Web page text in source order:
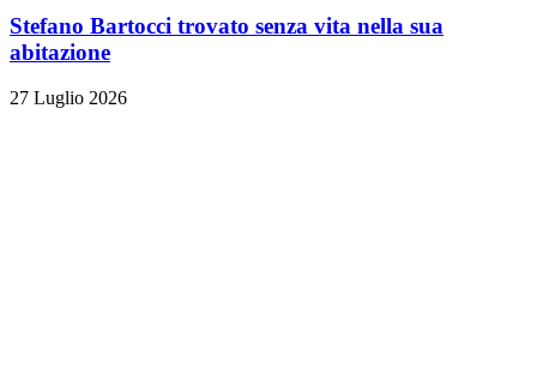
Stefano Bartocci trovato senza vita nella sua
abitazione
27 Luglio 2026